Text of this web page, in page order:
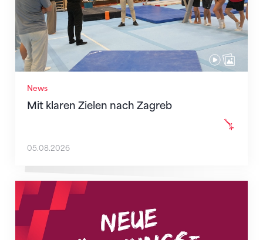
News
Mit klaren Zielen nach Zagreb
05.08.2026
Neue Empfangszeiten ab 1. August 2026